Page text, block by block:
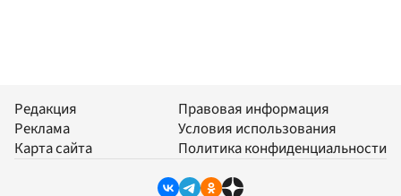
Редакция
Реклама
Карта сайта
Правовая информация
Условия использования
Политика конфиденциальности